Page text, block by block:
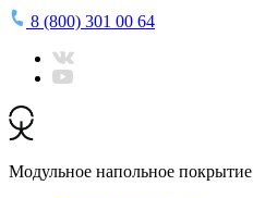
8 (800) 301 00 64
Модульное напольное покрытие